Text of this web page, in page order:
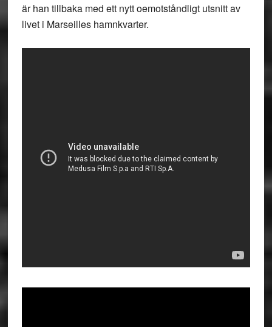
är han tillbaka med ett nytt oemotståndligt utsnitt av
livet i Marseilles hamnkvarter.